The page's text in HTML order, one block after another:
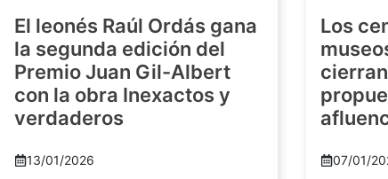
El leonés Raúl Ordás gana
la segunda edición del
Premio Juan Gil-Albert
con la obra Inexactos y
verdaderos
13/01/2026
Los
07/01/